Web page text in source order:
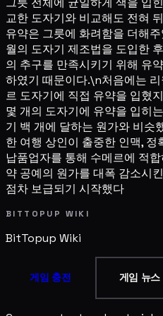
교한 도자기와 비교해도 전혀
유약은 그릇에 화려함을 더해
월의 도자기 제조법을 도입한
의 추구를 만족시키기 위해 유
하였기 때문이다.\n처음에는
르 도자기에 직접 유약을 입혔
몇 개의 도자기에 유약을 입히
기 백 개에 달하는 원가와 비슷
한 여행 상인이 출중한 인맥,
납품업자를 통해 수메르에 적
약 공예의 원가를 대폭 감소시
점차 보급되기 시작했다
BITTOPUP WIKI
BitTopup Wiki
게임 충전 게임 뉴스